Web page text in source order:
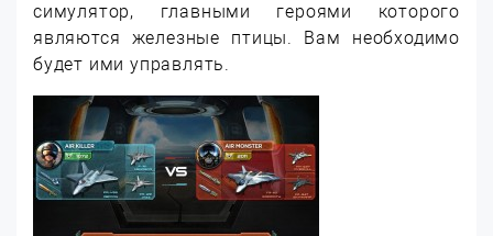
симулятор, главными героями которого
являются железные птицы. Вам необходимо
будет ими управлять.